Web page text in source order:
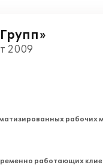
2009
рабочих
работающих